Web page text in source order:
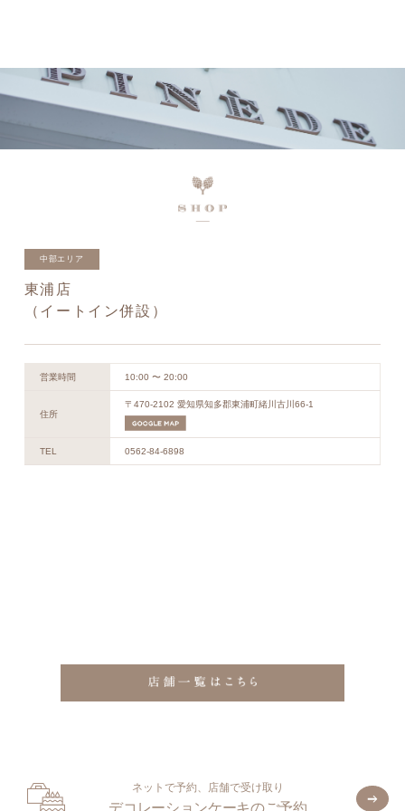
中部エリア
東浦店
（イートイン併設）
営業時間 10:00 〜 20:00
住所
〒470-2102 愛知県知多郡東浦町緒川古川66-1
TEL 0562-84-6898
ネットで予約、店舗で受け取り
デコレーションケーキのご予約